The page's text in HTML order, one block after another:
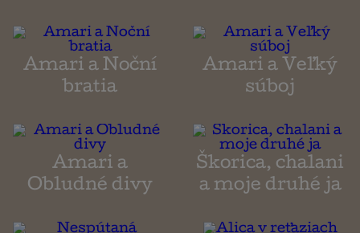
Amari a Noční
bratia
Amari a Veľký
súboj
Amari a
Obludné divy
Škorica, chalani
a moje druhé ja